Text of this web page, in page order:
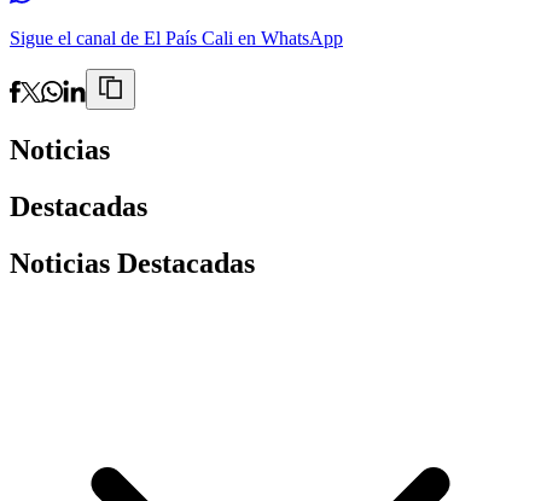
Sigue el canal de El País Cali en WhatsApp
Noticias
Destacadas
Noticias Destacadas